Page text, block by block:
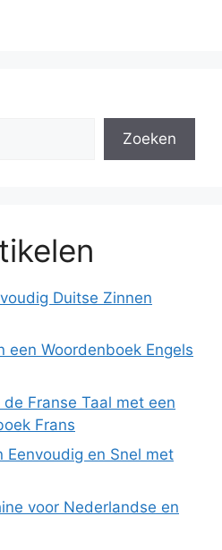
Zoeken
Duitse Zinnen
een Woordenboek Engels
Franse Taal met een
Frans
Eenvoudig en Snel met
voor Nederlandse en